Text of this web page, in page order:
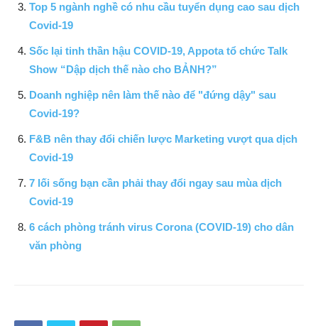
Top 5 ngành nghề có nhu cầu tuyển dụng cao sau dịch
Covid-19
Sốc lại tinh thần hậu COVID-19, Appota tổ chức Talk
Show “Dập dịch thế nào cho BẢNH?”
Doanh nghiệp nên làm thế nào để "đứng dậy" sau
Covid-19?
F&B nên thay đổi chiến lược Marketing vượt qua dịch
Covid-19
7 lối sống bạn cần phải thay đổi ngay sau mùa dịch
Covid-19
6 cách phòng tránh virus Corona (COVID-19) cho dân
văn phòng